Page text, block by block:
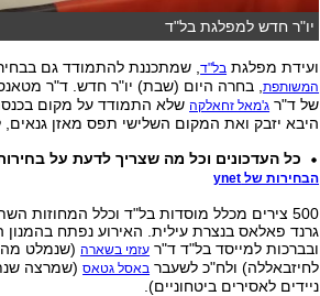
יו"ר חדש למפלגת בל"ד
ועידת מפלגת בל"ד, שמתכננת להתמודד גם
המשותפת, בחרה היום (שבת) יו"ר חדש. ד"ר
של ד"ר ג'מאל זחאלקהשלא התמודד על מקום
היבא יזבק ואת המקום השלישי תפס מאזן גנאים,
כל העדכונים וכל מה שצריך לדעת על בחירות 2019 במקום
הבחירות של ynet
500 צירים מכלל מוסדות בל"ד וכלל המחוזות
גרנד פאלאס בנצרת עילית. האירוע נפתח בהמנון
ובברכות למייסד בל"ד ד"ר עזמי בשארה(שנמלט
לחיזבאללה) ולח"כ לשעבר באסל גטאס(שמרצה
ניידים לאסירים ביטחוניים).